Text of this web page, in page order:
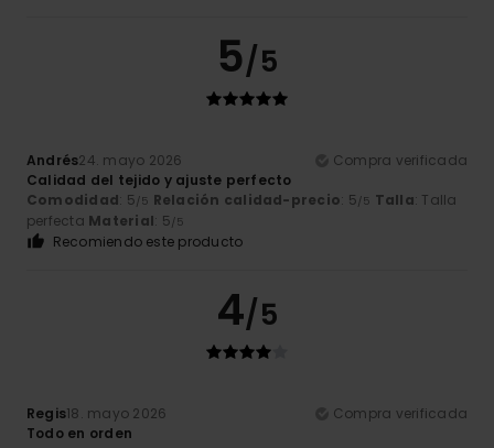
5/5
Andrés24. mayo 2026
Compra verificada
Calidad del tejido y ajuste perfecto
Comodidad: 5/5 Relación calidad-precio: 5/5 Talla: Talla
perfecta Material: 5/5
Recomiendo este producto
4/5
Regis18. mayo 2026
Compra verificada
Todo en orden